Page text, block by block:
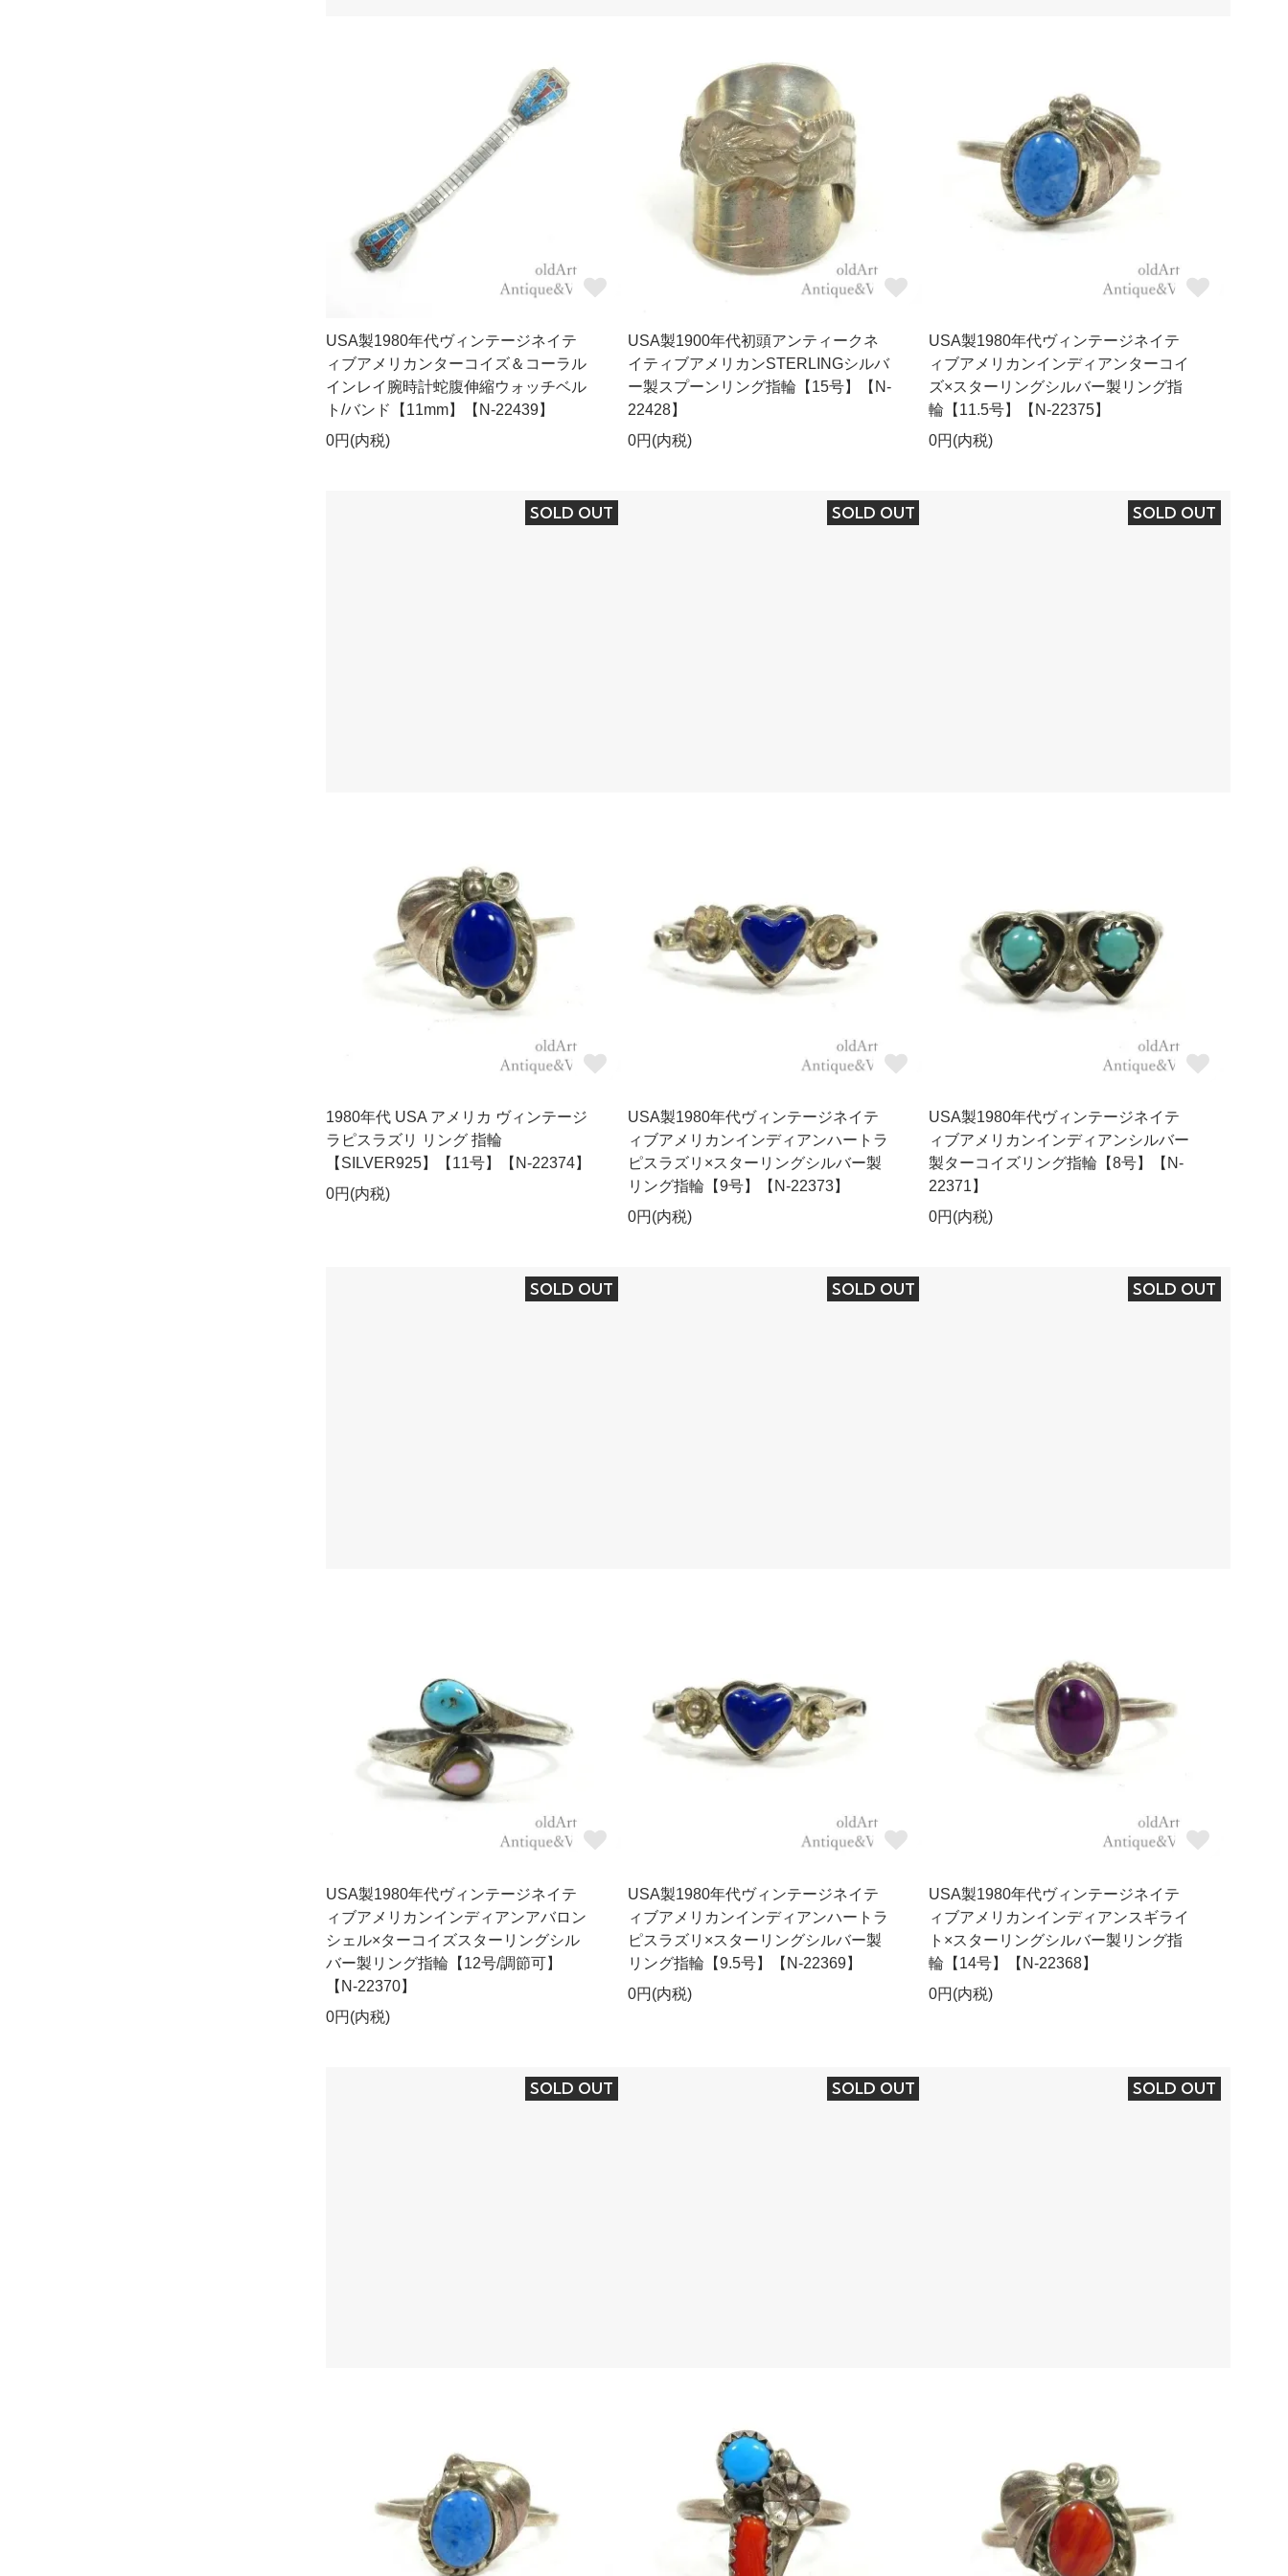
USA製1980年代ヴィンテージネイテ
ィブアメリカンターコイズ＆コーラル
インレイ腕時計蛇腹伸縮ウォッチベル
ト/バンド【11mm】【N-22439】
0円(内税)
USA製1900年代初頭アンティークネ
イティブアメリカンSTERLINGシルバ
ー製スプーンリング指輪【15号】【N-
22428】
0円(内税)
USA製1980年代ヴィンテージネイテ
ィブアメリカンインディアンターコイ
ズ×スターリングシルバー製リング指
輪【11.5号】【N-22375】
0円(内税)
SOLD OUT
1980年代 USA アメリカ ヴィンテージ
ラピスラズリ リング 指輪
【SILVER925】【11号】【N-22374】
0円(内税)
SOLD OUT
USA製1980年代ヴィンテージネイテ
ィブアメリカンインディアンハートラ
ピスラズリ×スターリングシルバー製
リング指輪【9号】【N-22373】
0円(内税)
SOLD OUT
USA製1980年代ヴィンテージネイテ
ィブアメリカンインディアンシルバー
製ターコイズリング指輪【8号】【N-
22371】
0円(内税)
SOLD OUT
USA製1980年代ヴィンテージネイテ
ィブアメリカンインディアンアバロン
シェル×ターコイズスターリングシル
バー製リング指輪【12号/調節可】
【N-22370】
0円(内税)
SOLD OUT
USA製1980年代ヴィンテージネイテ
ィブアメリカンインディアンハートラ
ピスラズリ×スターリングシルバー製
リング指輪【9.5号】【N-22369】
0円(内税)
SOLD OUT
USA製1980年代ヴィンテージネイテ
ィブアメリカンインディアンスギライ
ト×スターリングシルバー製リング指
輪【14号】【N-22368】
0円(内税)
SOLD OUT SOLD OUT SOLD OUT